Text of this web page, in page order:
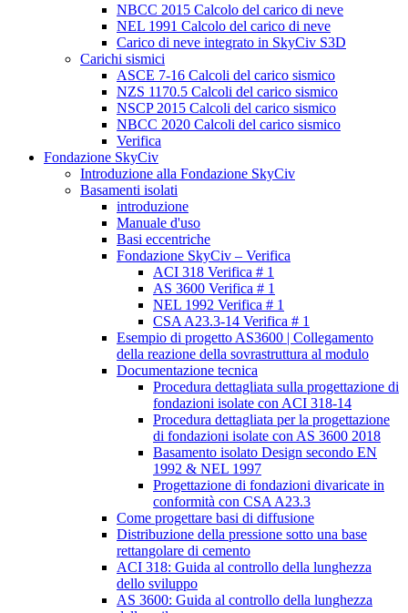
NBCC 2015 Calcolo del carico di neve
NEL 1991 Calcolo del carico di neve
Carico di neve integrato in SkyCiv S3D
Carichi sismici
ASCE 7-16 Calcoli del carico sismico
NZS 1170.5 Calcoli del carico sismico
NSCP 2015 Calcoli del carico sismico
NBCC 2020 Calcoli del carico sismico
Verifica
Fondazione SkyCiv
Introduzione alla Fondazione SkyCiv
Basamenti isolati
introduzione
Manuale d'uso
Basi eccentriche
Fondazione SkyCiv – Verifica
ACI 318 Verifica # 1
AS 3600 Verifica # 1
NEL 1992 Verifica # 1
CSA A23.3-14 Verifica # 1
Esempio di progetto AS3600 | Collegamento
della reazione della sovrastruttura al modulo
Documentazione tecnica
Procedura dettagliata sulla progettazione di
fondazioni isolate con ACI 318-14
Procedura dettagliata per la progettazione
di fondazioni isolate con AS 3600 2018
Basamento isolato Design secondo EN
1992 & NEL 1997
Progettazione di fondazioni divaricate in
conformità con CSA A23.3
Come progettare basi di diffusione
Distribuzione della pressione sotto una base
rettangolare di cemento
ACI 318: Guida al controllo della lunghezza
dello sviluppo
AS 3600: Guida al controllo della lunghezza